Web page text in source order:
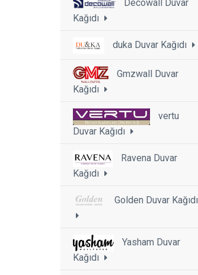
Decowall Duvar
Kağıdı
duka Duvar Kağıdı
Gmzwall Duvar
Kağıdı
vertu
Duvar Kağıdı
Ravena Duvar
Kağıdı
Golden Duvar Kağıdı
Yasham Duvar
Kağıdı